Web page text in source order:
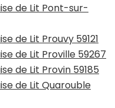
de Lit Pont-sur-
de Lit Prouvy 59121
de Lit Proville 59267
de Lit Provin 59185
de Lit Quarouble